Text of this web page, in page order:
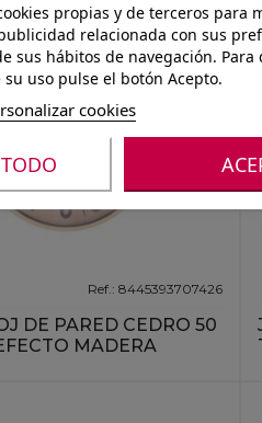
Ref.: 8445393707426
DE PARED CEDRO 50
MADERA
propias y de terceros para
relacionada con sus
sus hábitos de navegación. Para
uso pulse el botón Acepto.
cookies